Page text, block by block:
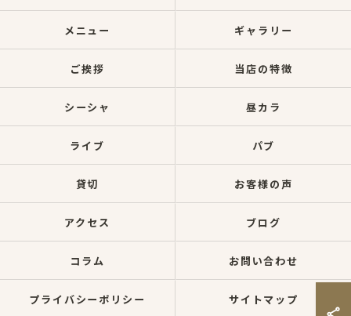
メニュー ギャラリー
ご挨拶 当店の特徴
シーシャ 昼カラ
ライブ パブ
貸切 お客様の声
アクセス ブログ
コラム お問い合わせ
プライバシーポリシー サイトマップ